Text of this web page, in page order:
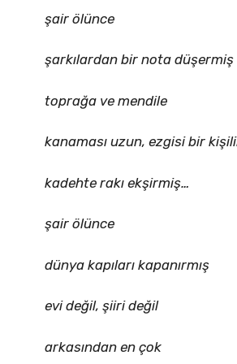
şair ölünce
şarkılardan bir nota düşermiş
toprağa ve mendile
kanaması uzun, ezgisi bir
kadehte rakı ekşirmiş…
şair ölünce
dünya kapıları kapanırmış
evi değil, şiiri değil
arkasından en çok